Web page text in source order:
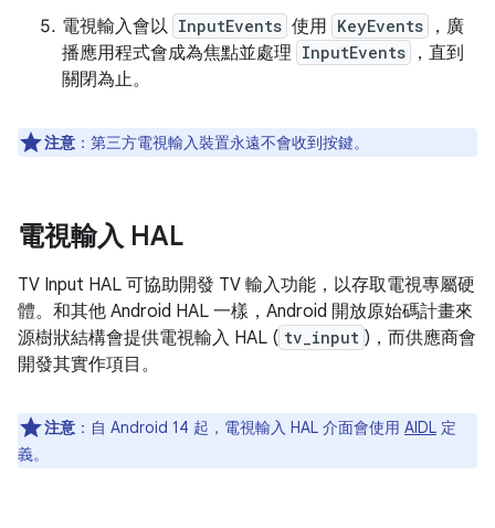
電視輸入會以 InputEvents 使用 KeyEvents
，廣
播應用程式會成為焦點並處理 InputEvents
，直到
關閉為止。
注意 ：第三方電視輸入裝置永遠不會收到按鍵。
電視輸入 HAL
TV Input HAL 可協助開發 TV 輸入功能，以存取電視專屬硬
體。和其他 Android HAL 一樣，Android 開放原始碼計畫來
源樹狀結構會提供電視輸入 HAL ( tv_input )，而供應商會
開發其實作項目。
注意 ：自 Android 14 起，電視輸入 HAL 介面會使用 AIDL 定
義。